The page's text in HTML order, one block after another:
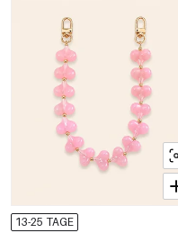
13-25 TAGE